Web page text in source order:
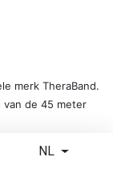
NL
merk TheraBand.
de 45 meter